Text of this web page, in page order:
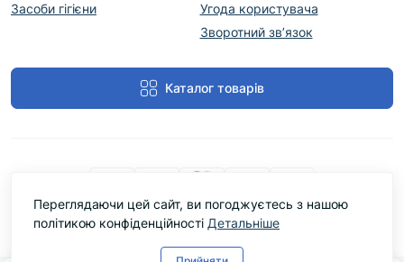
Засоби гігієни
Угода користувача
Зворотний зв’язок
Каталог товарів
Cтоматологічний магазин DentLine Group © 2026
Переглядаючи цей сайт, ви погоджуєтесь з нашою
політикою конфіденційності Детальніше